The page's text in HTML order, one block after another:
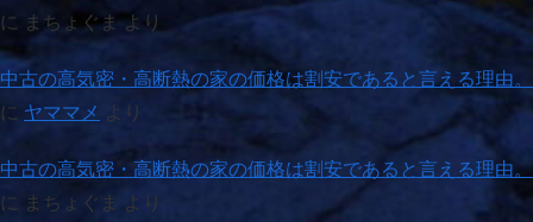
に
まちょぐまより
中古の高気密・高断熱の家の価格は割安であると言える理由。
に ヤママメ より
中古の高気密・高断熱の家の価格は割安であると言える理由。
に
まちょぐま より